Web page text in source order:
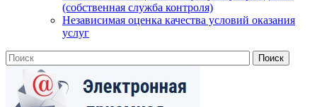
(собственная служба контроля)
Независимая оценка качества условий оказания
услуг